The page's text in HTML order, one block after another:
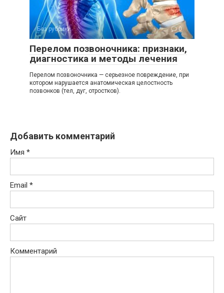
Без рубрики 0
Перелом позвоночника: признаки,
диагностика и методы лечения
Перелом позвоночника — серьезное повреждение, при
котором нарушается анатомическая целостность
позвонков (тел, дуг, отростков).
Добавить комментарий
Имя *
Email *
Сайт
Комментарий